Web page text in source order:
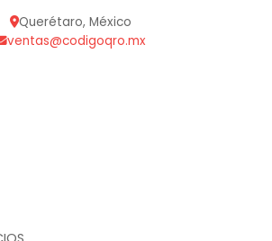
Querétaro, México
ventas@codigoqro.mx